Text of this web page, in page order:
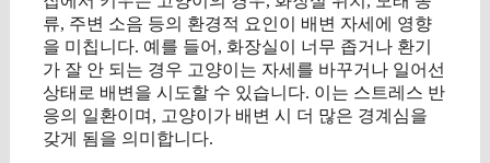
류, 주변 소음 등의 환경적 요인이 배변 자세에 영향
을 미칩니다. 예를 들어, 화장실이 너무 좁거나 환기
가 잘 안 되는 경우 고양이는 자세를 바꾸거나 일어선
상태로 배변을 시도할 수 있습니다. 이는 스트레스 반
응의 일환이며, 고양이가 배변 시 더 많은 경계심을
갖게 됨을 의미합니다.